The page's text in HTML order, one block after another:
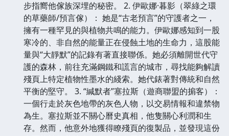
步指嚮他傢族深埋的秘密。 2. 伊歐娜·暮影（翠綠之環
的草藥師/預言傢）： 她是“古老預言”的守護者之一，
擁有一種罕見的與植物共鳴的能力。伊歐娜感知到一股
寒冷的、非自然的能量正在侵蝕土地的生命力，這股能
量與“大靜默”的記錄有著直接聯係。她必須離開世代守
護的森林，前往充滿鋼鐵和謊言的城市，尋找能夠解讀
殘頁上特定植物性墨水的綫索。她代錶著對傳統和自然
平衡的堅守。 3. “緘默者”塞拉斯（遊商聯盟的掮客）：
一個行走於灰色地帶的灰色人物，以交易情報和違禁物
為生。塞拉斯並不關心曆史真相，他隻關心利潤和生
存。然而，他意外地獲得瞭殘頁的復製品，並發現這份